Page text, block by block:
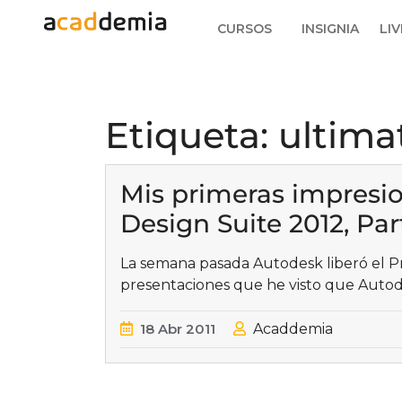
CURSOS INSIGNIA
Etiqueta:
Mis primeras
Design Suite 2012,
La semana pasada Autodesk liberó el
presentaciones que he visto que
18 Abr 2011 Acaddemia